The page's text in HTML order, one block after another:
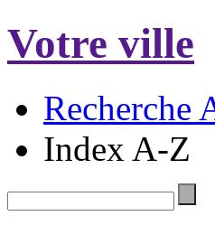
Votre ville
Recherche
Index A-Z